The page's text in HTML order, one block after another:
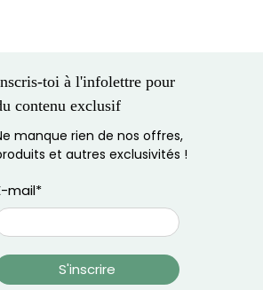
toi à l'infolettre pour
contenu exclusif
manque rien de nos offres,
et autres exclusivités !
mail*
S'inscrire